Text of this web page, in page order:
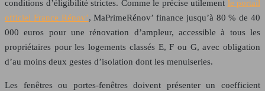
conditions d’éligibilité strictes. Comme le précise utilement le portail
officiel France Rénov’, MaPrimeRénov’ finance jusqu’à 80 % de 40
000 euros pour une rénovation d’ampleur, accessible à tous les
propriétaires pour les logements classés E, F ou G, avec obligation
d’au moins deux gestes d’isolation dont les menuiseries.
Les fenêtres ou portes-fenêtres doivent présenter un coefficient